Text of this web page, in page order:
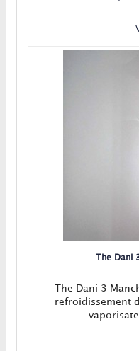
The Dani
The Dani 3
refroidissement